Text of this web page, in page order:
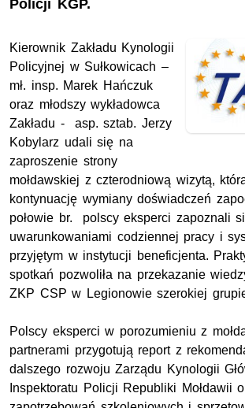
Policji KGP.
Kierownik Zakładu Kynologii
Policyjnej w Sułkowicach –
mł. insp. Marek Hańczuk
oraz młodszy wykładowca
Zakładu - asp. sztab. Jerzy
Kobylarz udali się na
zaproszenie strony
mołdawskiej z czterodniową wizytą,
kontynuację wymiany doświadczeń
połowie br. polscy eksperci zapoznali
uwarunkowaniami codziennej pracy i
przyjętym w instytucji beneficjenta.
spotkań pozwoliła na przekazanie
ZKP CSP w Legionowie szerokiej
Polscy eksperci w porozumieniu z
partnerami przygotują report z
dalszego rozwoju Zarządu Kynologii
Inspektoratu Policji Republiki Mołdawii